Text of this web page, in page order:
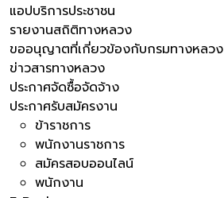
แอปบริการประชาชน
รายงานสถิติทางหลวง
ขออนุญาตที่เกี่ยวข้องกับกรมทางหลวง
ข่าวสารทางหลวง
ประกาศจัดซื้อจัดจ้าง
ประกาศรับสมัครงาน
ข้าราชการ
พนักงานราชการ
สมัครสอบออนไลน์
พนักงาน